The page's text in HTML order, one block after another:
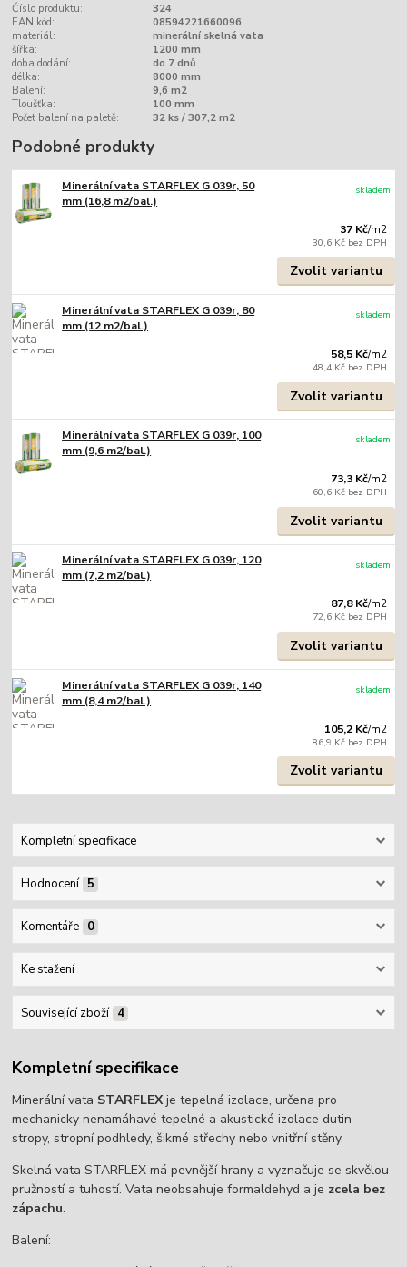
Číslo produktu:
324
EAN kód:
08594221660096
materiál:
minerální skelná vata
šířka:
1200 mm
doba dodání:
do 7 dnů
délka:
8000 mm
Balení:
9,6 m2
Tloušťka:
100 mm
Počet balení na paletě:
32 ks / 307,2 m2
Podobné produkty
Minerální vata STARFLEX G 039r, 50
mm (16,8 m2/bal.)
37 Kč/m2
30,6 Kč bez DPH
skladem
Zvolit variantu
Minerální vata STARFLEX G 039r, 80
mm (12 m2/bal.)
58,5 Kč/m2
48,4 Kč bez DPH
skladem
Zvolit variantu
Minerální vata STARFLEX G 039r, 100
mm (9,6 m2/bal.)
73,3 Kč/m2
60,6 Kč bez DPH
skladem
Zvolit variantu
Minerální vata STARFLEX G 039r, 120
mm (7,2 m2/bal.)
87,8 Kč/m2
72,6 Kč bez DPH
skladem
Zvolit variantu
Minerální vata STARFLEX G 039r, 140
mm (8,4 m2/bal.)
105,2 Kč/m2
86,9 Kč bez DPH
skladem
Zvolit variantu
Kompletní specifikace
Hodnocení 5
Komentáře 0
Ke stažení
Související zboží 4
Kompletní specifikace
Minerální vata STARFLEXje tepelná izolace, určena pro
mechanicky nenamáhavé tepelné a akustické izolace dutin –
stropy, stropní podhledy, šikmé střechy nebo vnitřní stěny.
Skelná vata STARFLEX má pevnější hrany a vyznačuje se skvělou
pružností a tuhostí. Vata neobsahuje formaldehyd a je zcela bez
zápachu.
Balení: